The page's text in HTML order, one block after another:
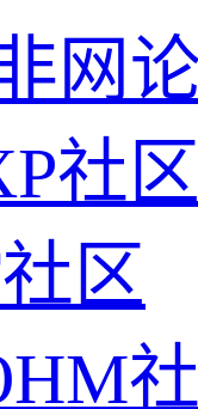
网
社区
区